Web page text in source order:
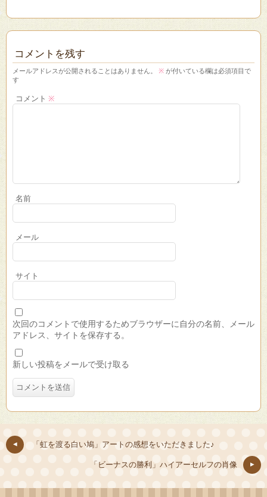
コメントを残す
メールアドレスが公開されることはありません。 ※ が付いている欄は必須項目で
す
コメント ※
名前
メール
サイト
次回のコメントで使用するためブラウザーに自分の名前、メール
アドレス、サイトを保存する。
新しい投稿をメールで受け取る
「虹を渡る白い鳩」アートの感想をいただきました♪
「ビーナスの勝利」ハイアーセルフの肖像